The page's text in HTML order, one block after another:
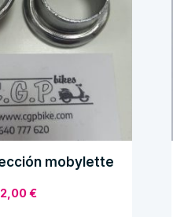
mobylette
€